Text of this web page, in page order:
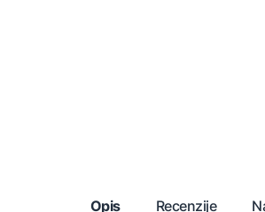
Opis Recenzije